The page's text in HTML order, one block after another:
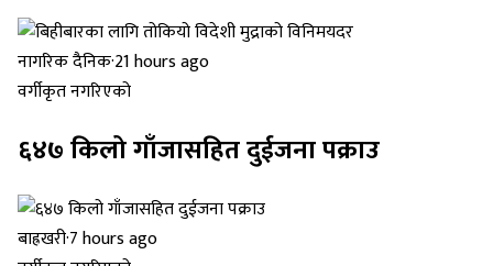
नागरिक दैनिक·21 hours ago
वर्गीकृत नगरिएको
६४७ किलो गाँजासहित दुईजना पक्राउ
बाह्रखरी·7 hours ago